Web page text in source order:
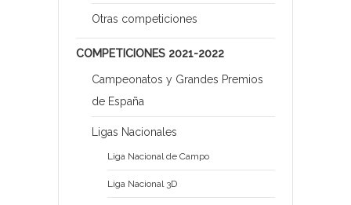
Otras competiciones
COMPETICIONES 2021-2022
Campeonatos y Grandes Premios
de España
Ligas Nacionales
Liga Nacional de Campo
Liga Nacional 3D